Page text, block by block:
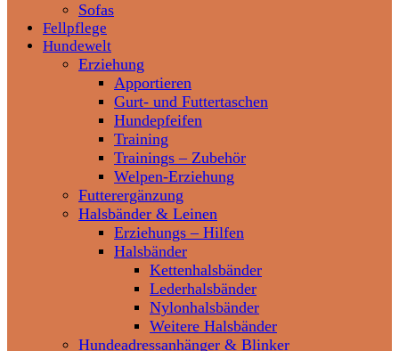
Sofas
Fellpflege
Hundewelt
Erziehung
Apportieren
Gurt- und Futtertaschen
Hundepfeifen
Training
Trainings – Zubehör
Welpen-Erziehung
Futterergänzung
Halsbänder & Leinen
Erziehungs – Hilfen
Halsbänder
Kettenhalsbänder
Lederhalsbänder
Nylonhalsbänder
Weitere Halsbänder
Hundeadressanhänger & Blinker